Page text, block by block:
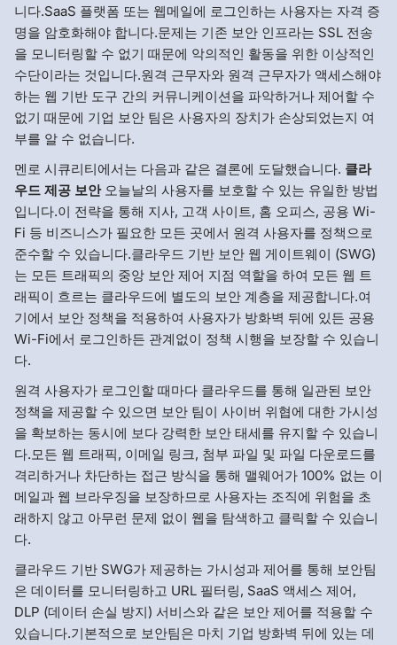
니다.SaaS 플랫폼 또는 웹메일에 로그인하는 사용자는 자격 증
명을 암호화해야 합니다.문제는 기존 보안 인프라는 SSL 전송
을 모니터링할 수 없기 때문에 악의적인 활동을 위한 이상적인
수단이라는 것입니다.원격 근무자와 원격 근무자가 액세스해야
하는 웹 기반 도구 간의 커뮤니케이션을 파악하거나 제어할 수
없기 때문에 기업 보안 팀은 사용자의 장치가 손상되었는지 여
부를 알 수 없습니다.
멘로 시큐리티에서는 다음과 같은 결론에 도달했습니다. 클라
우드 제공 보안오늘날의 사용자를 보호할 수 있는 유일한 방법
입니다.이 전략을 통해 지사, 고객 사이트, 홈 오피스, 공용 Wi-
Fi 등 비즈니스가 필요한 모든 곳에서 원격 사용자를 정책으로
준수할 수 있습니다.클라우드 기반 보안 웹 게이트웨이 (SWG)
는 모든 트래픽의 중앙 보안 제어 지점 역할을 하여 모든 웹 트
래픽이 흐르는 클라우드에 별도의 보안 계층을 제공합니다.여
기에서 보안 정책을 적용하여 사용자가 방화벽 뒤에 있든 공용
Wi-Fi에서 로그인하든 관계없이 정책 시행을 보장할 수 있습니
다.
원격 사용자가 로그인할 때마다 클라우드를 통해 일관된 보안
정책을 제공할 수 있으면 보안 팀이 사이버 위협에 대한 가시성
을 확보하는 동시에 보다 강력한 보안 태세를 유지할 수 있습니
다.모든 웹 트래픽, 이메일 링크, 첨부 파일 및 파일 다운로드를
격리하거나 차단하는 접근 방식을 통해 맬웨어가 100% 없는 이
메일과 웹 브라우징을 보장하므로 사용자는 조직에 위험을 초
래하지 않고 아무런 문제 없이 웹을 탐색하고 클릭할 수 있습니
다.
클라우드 기반 SWG가 제공하는 가시성과 제어를 통해 보안팀
은 데이터를 모니터링하고 URL 필터링, SaaS 액세스 제어,
DLP (데이터 손실 방지) 서비스와 같은 보안 제어를 적용할 수
있습니다.기본적으로 보안팀은 마치 기업 방화벽 뒤에 있는 데